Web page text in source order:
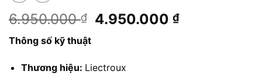
6.950.000₫
Giá
6.950.000 ₫.
4.950.000₫Giá
Thông số kỹ thuật
Thương hiệu: Liectroux